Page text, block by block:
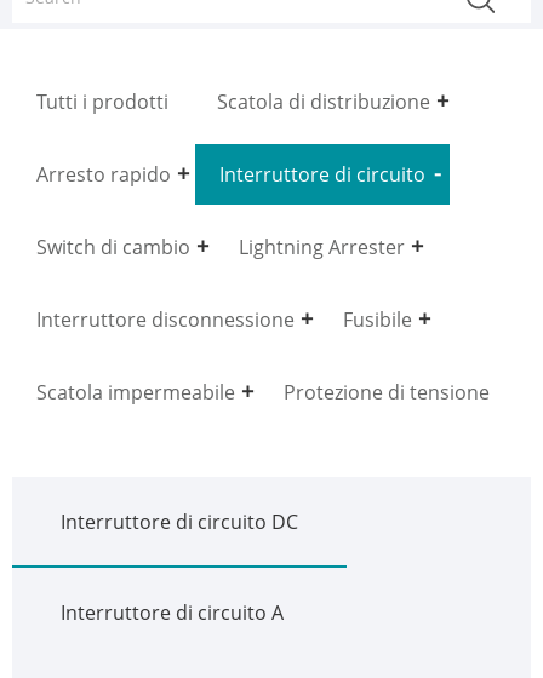
Tutti i prodotti Scatola di distribuzione
Arresto rapido Interruttore di circuito
Switch di cambio Lightning Arrester
Interruttore disconnessione Fusibile
Scatola impermeabile Protezione di tensione
Interruttore di circuito DC
Interruttore di circuito A